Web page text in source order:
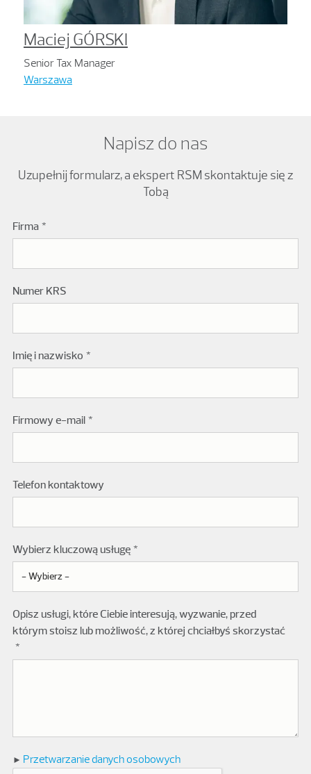
Maciej GÓRSKI
Senior Tax Manager
Warszawa
Napisz do nas
Uzupełnij formularz, a ekspert RSM skontaktuje się z
Tobą
Firma
Numer KRS
Podaj numer KRS polskiego podmiotu.
Imię i nazwisko
Firmowy e-mail
Telefon kontaktowy
Wybierz kluczową usługę
Opisz usługi, które Ciebie interesują, wyzwanie, przed
którym stoisz lub możliwość, z której chciałbyś skorzystać
Przetwarzanie danych osobowych